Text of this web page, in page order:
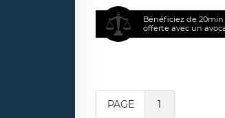
Bénéficiez de
offerte avec un
PAGE 1